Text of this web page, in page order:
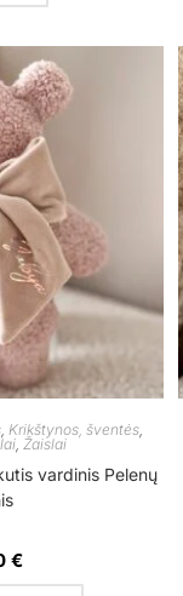
Krikštynos, šventės
Žaislai
vardinis Pelenų
€